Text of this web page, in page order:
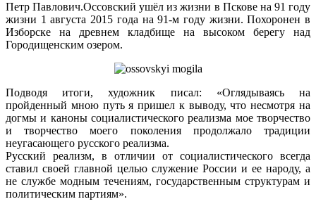
Петр Павлович.Оссовский ушёл из жизни в Пскове на 91 году
жизни 1 августа 2015 года на 91-м году жизни. Похоронен в
Изборске на древнем кладбище на высоком берегу над
Городищенским озером.
Подводя итоги, художник писал: «Оглядываясь на
пройденный мною путь я пришел к выводу, что несмотря на
догмы и каноны социалистического реализма мое творчество
и творчество моего поколения продолжало традиции
неугасающего русского реализма.
Русский реализм, в отличии от социалистического всегда
ставил своей главной целью служение России и ее народу, а
не службе модным течениям, государственным структурам и
политическим партиям».